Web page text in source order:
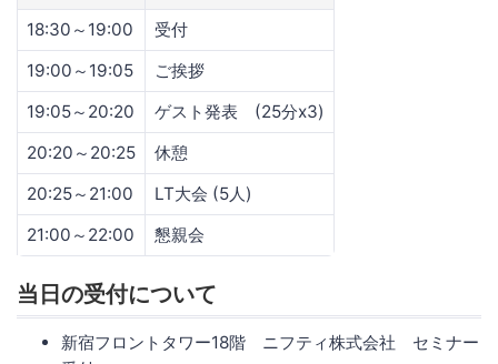
18:30～19:00
受付
19:00～19:05
ご挨拶
19:05～20:20
ゲスト発表 (25分x3)
20:20～20:25
休憩
20:25～21:00
LT大会 (5人)
21:00～22:00
懇親会
当日の受付について
新宿フロントタワー18階 ニフティ株式会社 セミナー